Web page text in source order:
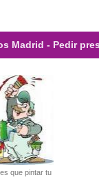
Madrid - Pedir
que pintar tu